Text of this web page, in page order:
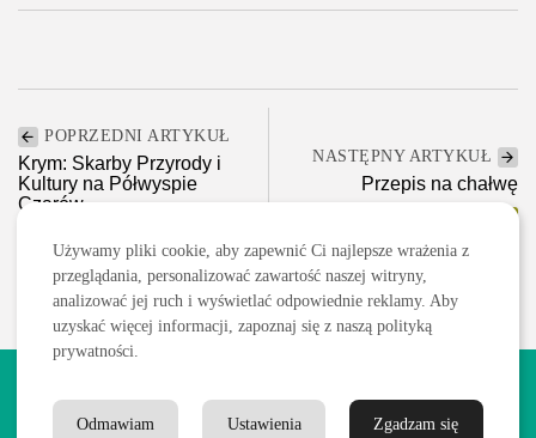
POPRZEDNI ARTYKUŁ
Krym: Skarby Przyrody i
Kultury na Półwyspie
Czarów
Turystyka/Podróże
NASTĘPNY ARTYKUŁ
Przepis na chałwę
są chronione prawem autorskim.
Używamy pliki cookie, aby zapewnić Ci najlepsze wrażenia z
przeglądania, personalizować zawartość naszej witryny,
analizować jej ruch i wyświetlać odpowiednie reklamy. Aby
uzyskać więcej informacji, zapoznaj się z naszą polityką
prywatności.
Zgadzam się
Ustawienia
Odmawiam